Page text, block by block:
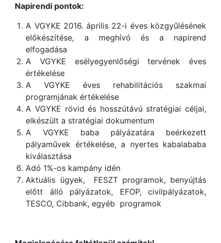
Napirendi pontok:
A VGYKE 2016. április 22-i éves közgyűlésének
előkészítése, a meghívó és a napirend
elfogadása
A VGYKE esélyegyenlőségi tervének éves
értékelése
A VGYKE éves rehabilitációs szakmai
programjának értékelése
A VGYKE rövid és hosszútávú stratégiai céljai,
elkészült a stratégiai dokumentum
A VGYKE baba pályázatára beérkezett
pályaművek értékelése, a nyertes kabalababa
kiválasztása
Adó 1%-os kampány idén
Aktuális ügyek, FESZT programok, benyújtás
előtt álló pályázatok, EFOP, civilpályázatok,
TESCO, Cibbank, egyéb programok